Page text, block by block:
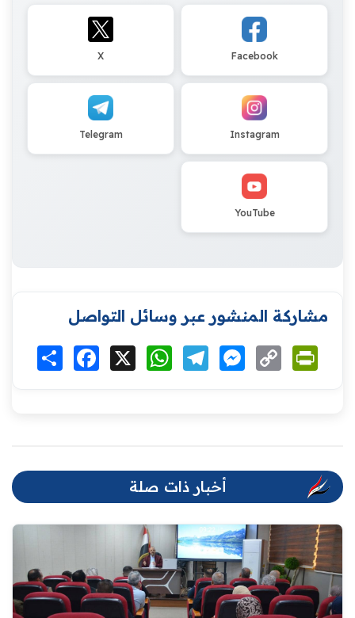
Facebook
X
Instagram
Telegram
YouTube
مشاركة المنشور عبر وسائل التواصل
انشر Facebook WhatsAppTelegramMessenger
Copy
Link
أخبار ذات صلة